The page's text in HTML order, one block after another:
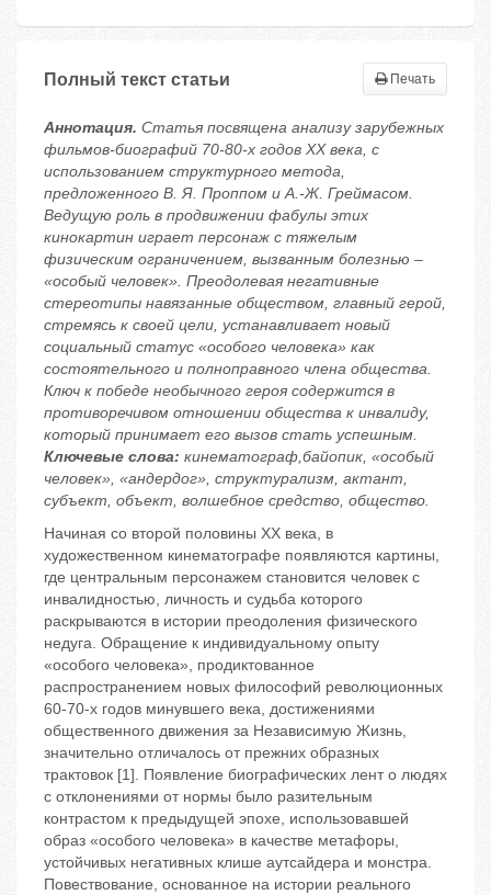
Полный текст статьи Печать
Аннотация. Статья посвящена анализу зарубежных
фильмов-биографий 70-80-х годов ХХ века, с
использованием структурного метода,
предложенного В. Я. Проппом и А.-Ж. Греймасом.
Ведущую роль в продвижении фабулы этих
кинокартин играет персонаж с тяжелым
физическим ограничением, вызванным болезнью –
«особый человек». Преодолевая негативные
стереотипы навязанные обществом, главный герой,
стремясь к своей цели, устанавливает новый
социальный статус «особого человека» как
состоятельного и полноправного члена общества.
Ключ к победе необычного героя содержится в
противоречивом отношении общества к инвалиду,
который принимает его вызов стать успешным.
Ключевые слова: кинематограф,байопик, «особый
человек», «андердог», структурализм, актант,
субъект, объект, волшебное средство, общество.
Начиная со второй половины ХХ века, в
художественном кинематографе появляются картины,
где центральным персонажем становится человек с
инвалидностью, личность и судьба которого
раскрываются в истории преодоления физического
недуга. Обращение к индивидуальному опыту
«особого человека», продиктованное
распространением новых философий революционных
60-70-х годов минувшего века, достижениями
общественного движения за Независимую Жизнь,
значительно отличалось от прежних образных
трактовок [1]. Появление биографических лент о людях
с отклонениями от нормы было разительным
контрастом к предыдущей эпохе, использовавшей
образ «особого человека» в качестве метафоры,
устойчивых негативных клише аутсайдера и монстра.
Повествование, основанное на истории реального